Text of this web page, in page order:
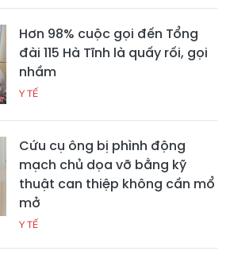
Hơn 98% cuộc gọi đến Tổng
đài 115 Hà Tĩnh là quấy rối, gọi
nhầm
Y TẾ
Cứu cụ ông bị phình động
mạch chủ dọa vỡ bằng kỹ
thuật can thiệp không cần mổ
mở
Y TẾ